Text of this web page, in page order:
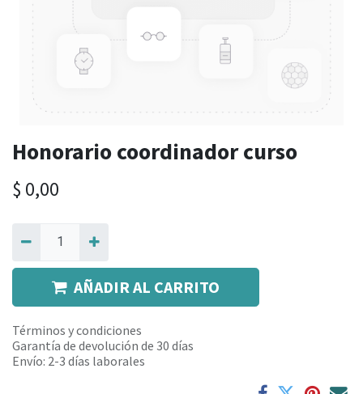
Honorario coordinador curso
$ 0,00
AÑADIR AL CARRITO
Términos y condiciones
Garantía de devolución de 30 días
Envío: 2-3 días laborales